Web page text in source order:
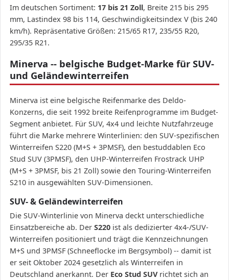
Im deutschen Sortiment: 17 bis 21 Zoll, Breite 215 bis 295
mm, Lastindex 98 bis 114, Geschwindigkeitsindex V (bis 240
km/h). Repräsentative Größen: 215/65 R17, 235/55 R20,
295/35 R21.
Minerva -- belgische Budget-Marke für SUV-
und Geländewinterreifen
Minerva ist eine belgische Reifenmarke des Deldo-
Konzerns, die seit 1992 breite Reifenprogramme im Budget-
Segment anbietet. Für SUV, 4x4 und leichte Nutzfahrzeuge
führt die Marke mehrere Winterlinien: den SUV-spezifischen
Winterreifen S220 (M+S + 3PMSF), den bestuddablen Eco
Stud SUV (3PMSF), den UHP-Winterreifen Frostrack UHP
(M+S + 3PMSF, bis 21 Zoll) sowie den Touring-Winterreifen
S210 in ausgewählten SUV-Dimensionen.
SUV- & Geländewinterreifen
Die SUV-Winterlinie von Minerva deckt unterschiedliche
Einsatzbereiche ab. Der S220 ist als dedizierter 4x4-/SUV-
Winterreifen positioniert und trägt die Kennzeichnungen
M+S und 3PMSF (Schneeflocke im Bergsymbol) -- damit ist
er seit Oktober 2024 gesetzlich als Winterreifen in
Deutschland anerkannt. Der Eco Stud SUVrichtet sich an